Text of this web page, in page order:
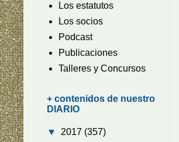
Los estatutos
Los socios
Podcast
Publicaciones
Talleres y Concursos
+ contenidos de nuestro
DIARIO
▼ 2017 (357)